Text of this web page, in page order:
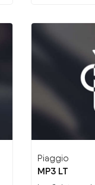
Piaggio
MP3 LT